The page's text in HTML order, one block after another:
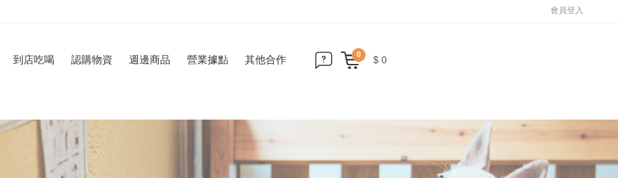
會員登入
到店吃喝 認購物資 週邊商品 營業據點 其他合作 0 $ 0